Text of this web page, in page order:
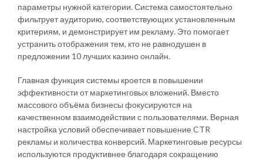
параметры нужной категории. Система самостоятельно
фильтрует аудиторию, соответствующих установленным
критериям, и демонстрирует им рекламу. Это помогает
устранить отображения тем, кто не равнодушен в
предложении 10 лучших казино онлайн.
Главная функция системы кроется в повышении
эффективности от маркетинговых вложений. Вместо
массового объёма бизнесы фокусируются на
качественном взаимодействии с пользователями. Верная
настройка условий обеспечивает повышение CTR
рекламы и количества конверсий. Маркетинговые ресурсы
используются продуктивнее благодаря сокращению